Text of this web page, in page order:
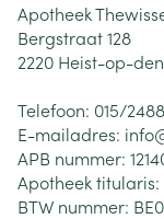
Apotheek
Bergstraat 128
2220 Heist-op-
Telefoon: 015/
E-mailadres:
APB nummer:
Apotheek titularis:
BTW nummer: